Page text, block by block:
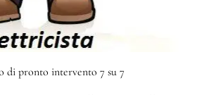
di pronto intervento 7 su 7